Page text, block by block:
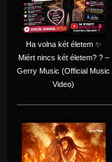
Ha volna két életem ✨
Miért nincs két életem? ? –
Gerry Music (Official Music
Video)